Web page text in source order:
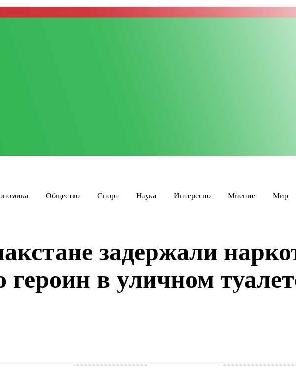
Общество Спорт Наука Интересно Мнение Мир
задержали
героин в уличном